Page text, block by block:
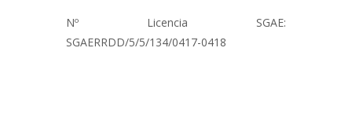
Nº Licencia SGAE:
SGAERRDD/5/5/134/0417-0418